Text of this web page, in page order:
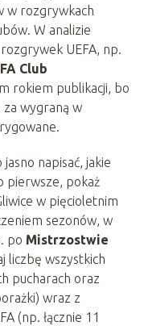
w rozgrywkach
W analizie
UEFA, np.
Club
rokiem publikacji, bo
za wygraną w
napisać, jakie
pierwsze, pokaż
w pięcioletnim
sezonów, w
po Mistrzostwie
liczbę wszystkich
pucharach oraz
wraz z
(np. łącznie 11